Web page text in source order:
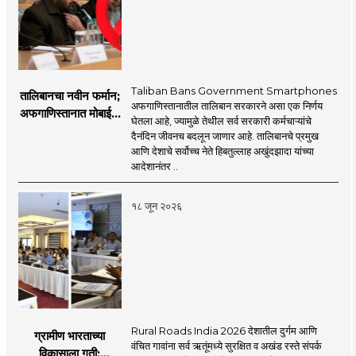
nation and the national interest...
'smart' era, information is available in
abundance in the Internet-enabled
information explosion. However, there is a
need for complementary knowledge to
determine a modern role and approach
that is compatible with culture,
motionlessness and tradition.
Telegram, MahaMTB WhatsApp Group etc.
through social media and advanced avatar
content. We are coming before you. Role in
the new era, 'smart' journalism with a view,
'smart' multimedia for the new era, and
journalism for a 'smart' Maharashtra will
be the side of the game.
click!mahamtb.com
तालिबानचा नवीन फर्मान;
अफगाणिस्तानात मोबाईल
Taliban Bans Government Smartphones
अफगाणिस्तानातील तालिबान सरकारने असा एक निर्णय
घेतला आहे, ज्यामुळे तेथील सर्व सरकारी कर्मचाऱ्यांचे
दैनंदिन जीवनच बदलून जाणार आहे. तालिबानचे प्रमुख
आणि देशाचे सर्वोच्च नेते हिबतुल्लाह अखुंदझादा यांच्या
आदेशानंतर ..
१८ जून २०२६
ग्रामीण भारताच्या
Rural Roads India 2026 देशातील दुर्गम आणि
वंचित गावांना सर्व ऋतूंमध्ये सुरक्षित व अखंड रस्ते संपर्क